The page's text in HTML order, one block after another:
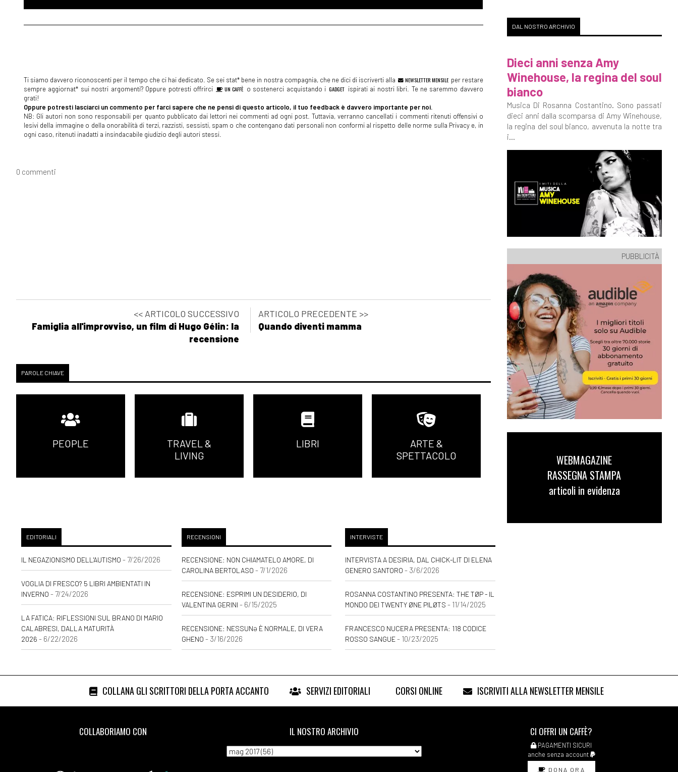
Ti siamo davvero riconoscenti per il tempo che ci hai dedicato. Se sei stat* bene in nostra compagnia, che ne dici di iscriverti alla NEWSLETTER MENSILE per restare
sempre aggiornat* sui nostri argomenti? Oppure potresti offrirci
UN CAFFÈ o sostenerci acquistando i GADGET ispirati ai nostri libri. Te ne saremmo davvero
grati!
Oppure potresti lasciarci un commento per farci sapere che ne pensi di questo articolo, il tuo feedback è davvero importante per noi.
NB: Gli autori non sono responsabili per quanto pubblicato dai lettori nei commenti ad ogni post. Tuttavia, verranno cancellati i commenti ritenuti offensivi o
lesivi della immagine o della onorabilità di terzi, razzisti, sessisti, spam o che contengano dati personali non conformi al rispetto delle norme sulla Privacy e, in
ogni caso, ritenuti inadatti a insindacabile giudizio degli autori stessi.
0 commenti
<< ARTICOLO SUCCESSIVO
Famiglia all'improvviso, un film di Hugo Gélin: la
recensione
ARTICOLO PRECEDENTE >>
Quando diventi mamma
PAROLE CHIAVE
PEOPLE
TRAVEL &
LIVING
LIBRI
ARTE &
SPETTACOLO
EDITORIALI
IL NEGAZIONISMO DELL'AUTISMO - 7/26/2026
VOGLIA DI FRESCO? 5 LIBRI AMBIENTATI IN
INVERNO - 7/24/2026
LA FATICA: RIFLESSIONI SUL BRANO DI MARIO
CALABRESI, DALLA MATURITÀ
2026 - 6/22/2026
RECENSIONI
RECENSIONE: NON CHIAMATELO AMORE, DI
CAROLINA BERTOLASO - 7/1/2026
RECENSIONE: ESPRIMI UN DESIDERIO, DI
VALENTINA GERINI - 6/15/2025
RECENSIONE: NESSUNƏ È NORMALE, DI VERA
GHENO - 3/16/2026
INTERVISTE
INTERVISTA A DESIRIA, DAL CHICK-LIT DI ELENA
GENERO SANTORO - 3/6/2026
ROSANNA COSTANTINO PRESENTA: THE TØP - IL
MONDO DEI TWENTY ØNE PILØTS - 11/14/2025
FRANCESCO NUCERA PRESENTA: 118 CODICE
ROSSO SANGUE- 10/23/2025
DAL NOSTRO ARCHIVIO
Dieci anni senza Amy
Winehouse, la regina del soul
bianco
Musica Di Rosanna Costantino. Sono passati
dieci anni dalla scomparsa di Amy Winehouse,
la regina del soul bianco, avvenuta la notte tra
i...
PUBBLICITÀ
WEBMAGAZINE
RASSEGNA STAMPA
articoli in evidenza
COLLANA GLI SCRITTORI DELLA PORTA ACCANTO SERVIZI EDITORIALI CORSI ONLINE ISCRIVITI ALLA NEWSLETTER MENSILE
COLLABORIAMO CON IL NOSTRO ARCHIVIO CI OFFRI UN CAFFÈ?
PAGAMENTI SICURI
anche senza account
DONA ORA